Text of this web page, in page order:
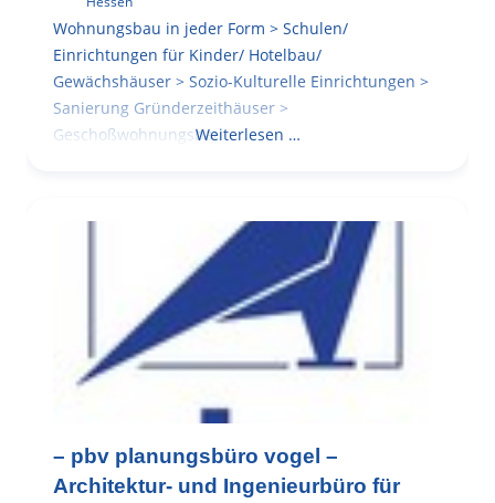
Wohnungsbau in jeder Form > Schulen/
Einrichtungen für Kinder/ Hotelbau/
Gewächshäuser > Sozio-Kulturelle Einrichtungen >
Sanierung Gründerzeithäuser >
GeschoßwohnungsbauWeiterlesen …
– pbv planungsbüro vogel –
Architektur- und Ingenieurbüro für